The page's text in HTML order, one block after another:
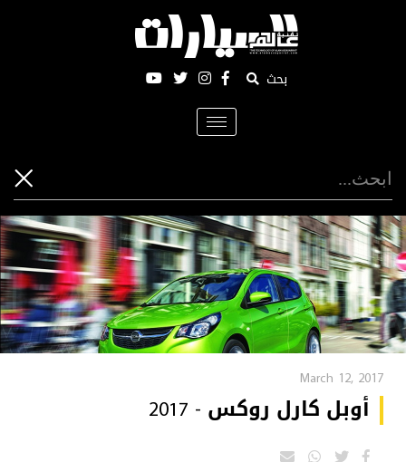
بحث
Toggle
navigation
March 12, 2017
أوبل كارل روكس - 2017